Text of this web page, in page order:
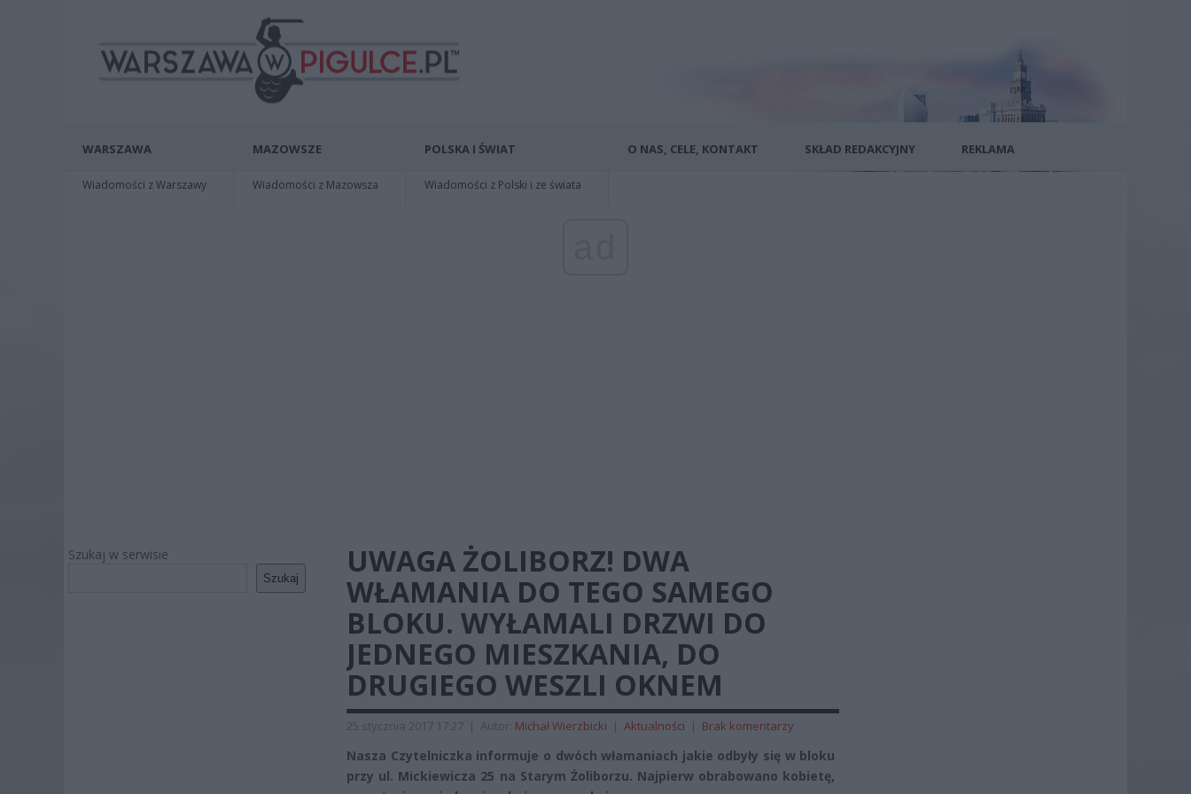
WARSZAWA
Wiadomości z Warszawy
MAZOWSZE
Wiadomości z Mazowsza
POLSKA I ŚWIAT
Wiadomości z Polski i ze świata
O NAS, CELE, KONTAKT SKŁAD REDAKCYJNY REKLAMA
Szukaj w serwisie
Szukaj
UWAGA ŻOLIBORZ! DWA
WŁAMANIA DO TEGO SAMEGO
BLOKU. WYŁAMALI DRZWI DO
JEDNEGO MIESZKANIA, DO
DRUGIEGO WESZLI OKNEM
25 stycznia 2017 17:27 | Autor: Michał Wierzbicki | Aktualności | Brak komentarzy
Nasza Czytelniczka informuje o dwóch włamaniach jakie odbyły się w bloku
przy ul. Mickiewicza 25 na Starym Żoliborzu. Najpierw obrabowano kobietę,